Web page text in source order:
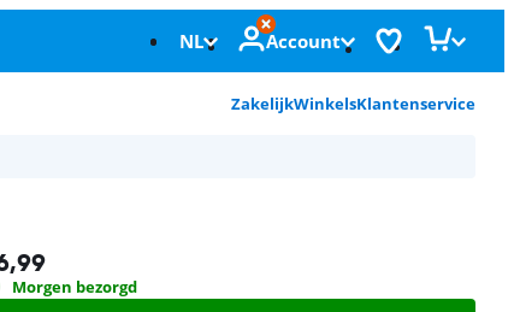
NL Account
ZakelijkWinkelsKlantenservice
Morgen bezorgd